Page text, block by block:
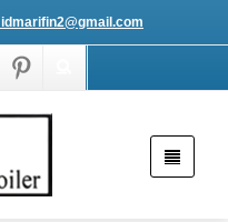
idmarifin2@gmail.com